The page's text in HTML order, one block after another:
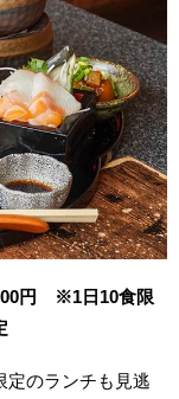
円 ※1日10食限
定のランチも見逃